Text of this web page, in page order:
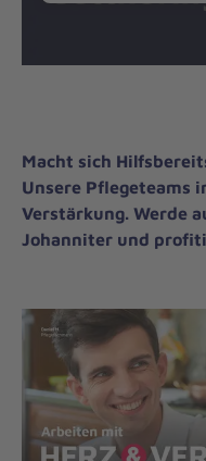
Macht sich
Unsere Pflegeteams
Verstärkung. Werde
Johanniter und